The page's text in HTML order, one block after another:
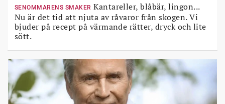
SENOMMARENS SMAKER Kantareller, blåbär, lingon...
Nu är det tid att njuta av råvaror från skogen. Vi
bjuder på recept på värmande rätter, dryck och lite
sött.